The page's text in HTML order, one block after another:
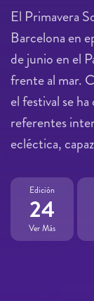
El Primavera
Barcelona en
de junio en el
frente al mar.
el festival se
referentes
ecléctica,
Edición
24
Ver Más